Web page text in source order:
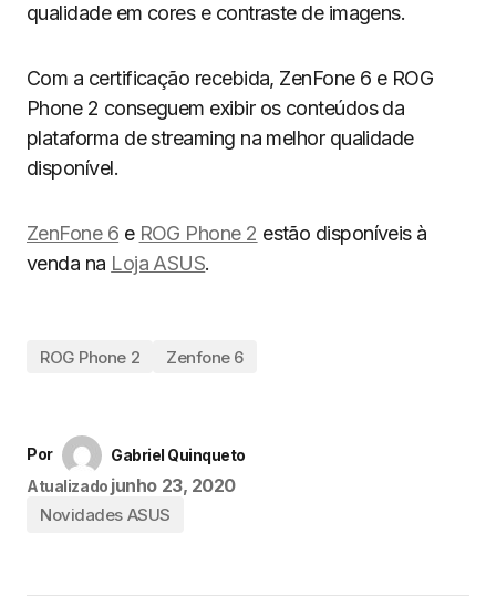
qualidade em cores e contraste de imagens.
Com a certificação recebida, ZenFone 6 e ROG
Phone 2 conseguem exibir os conteúdos da
plataforma de streaming na melhor qualidade
disponível.
ZenFone 6 e ROG Phone 2 estão disponíveis à
venda na Loja ASUS.
ROG Phone 2 Zenfone 6
Por
Gabriel Quinqueto
Atualizado junho 23, 2020
Novidades ASUS